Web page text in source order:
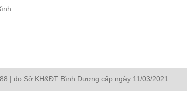
| do Sở KH&ĐT Bình Dương cấp ngày 11/03/2021